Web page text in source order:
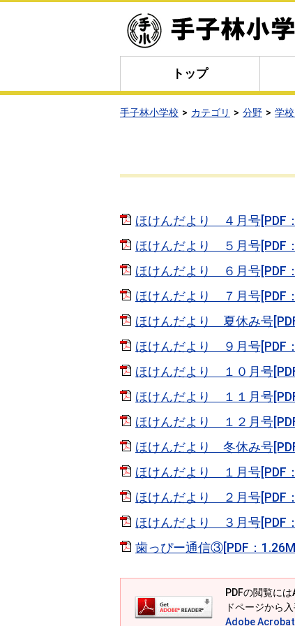
トップ
手子林小学校 カテゴリ 分野 学
ほけんだより ４月号[PDF
ほけんだより ５月号[PDF
ほけんだより ６月号[PDF
ほけんだより ７月号[PDF
ほけんだより 夏休み号
ほけんだより ９月号[PDF
ほけんだより １０月号
ほけんだより １１月号
ほけんだより １２月号
ほけんだより 冬休み号
ほけんだより １月号[PDF
ほけんだより ２月号[PDF
ほけんだより ３月号[PDF
歯っぴー通信③[PDF：
PDFの閲覧に
ドページから
Adobe Acrobat